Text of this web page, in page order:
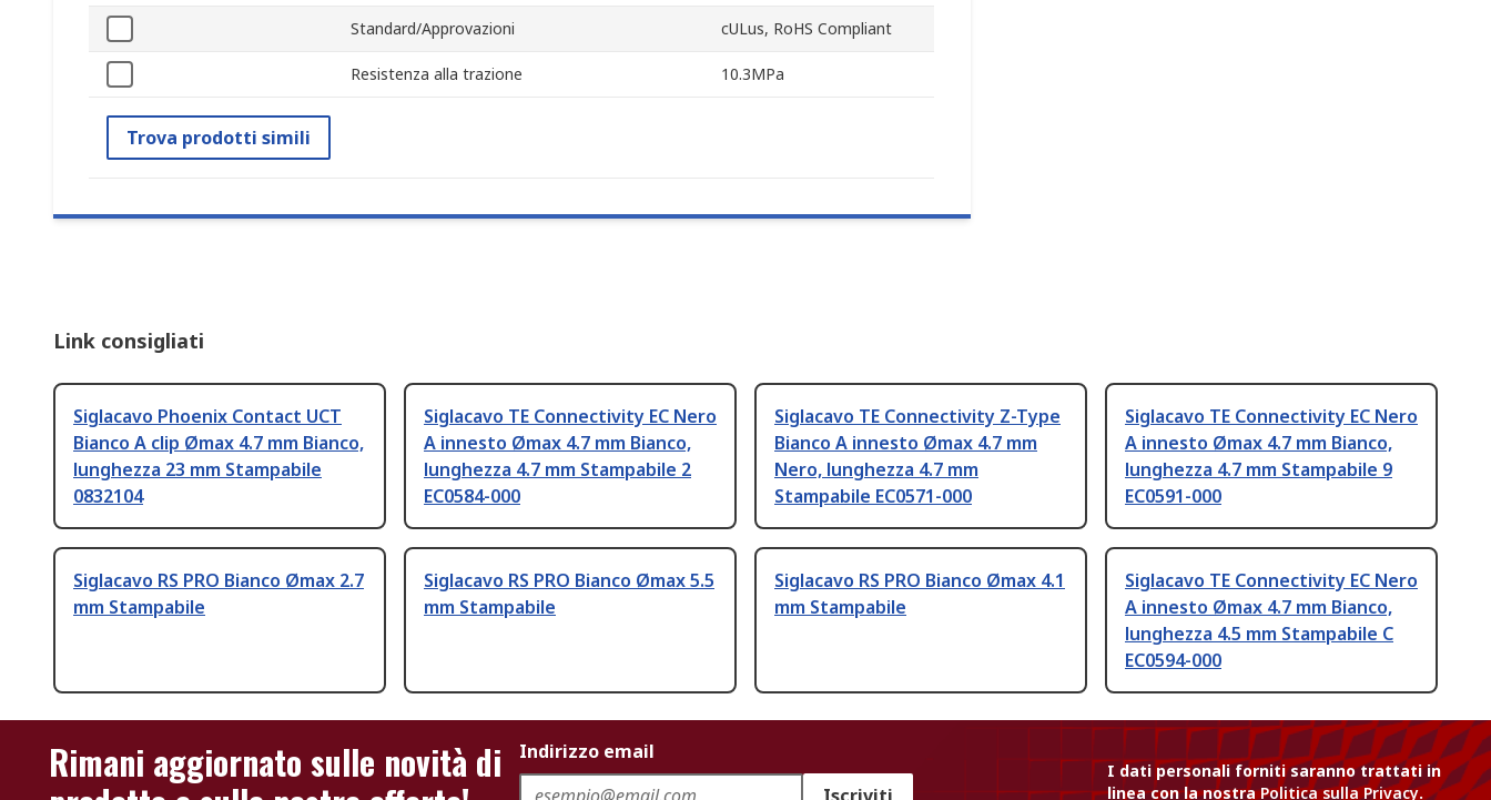
Standard/Approvazioni cULus, RoHS Compliant
Resistenza alla trazione 10.3MPa
Trova prodotti simili
Link consigliati
Siglacavo Phoenix Contact UCT
Bianco A clip Ømax 4.7 mm Bianco,
lunghezza 23 mm Stampabile
0832104
Siglacavo TE Connectivity EC Nero
A innesto Ømax 4.7 mm Bianco,
lunghezza 4.7 mm Stampabile 2
EC0584-000
Siglacavo TE Connectivity Z-Type
Bianco A innesto Ømax 4.7 mm
Nero, lunghezza 4.7 mm
Stampabile EC0571-000
Siglacavo TE Connectivity EC Nero
A innesto Ømax 4.7 mm Bianco,
lunghezza 4.7 mm Stampabile 9
EC0591-000
Siglacavo RS PRO Bianco Ømax 2.7
mm Stampabile
Siglacavo RS PRO Bianco Ømax 5.5
mm Stampabile
Siglacavo RS PRO Bianco Ømax 4.1
mm Stampabile
Siglacavo TE Connectivity EC Nero
A innesto Ømax 4.7 mm Bianco,
lunghezza 4.5 mm Stampabile C
EC0594-000
Rimani aggiornato sulle novità di
Indirizzo email
I dati personali forniti saranno trattati in
linea con la nostraPolitica sulla Privacy.